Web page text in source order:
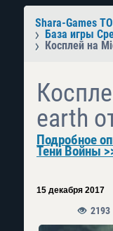
Shara-Games
База игры
Косплей на
earth
Подробное
Тени Войны
15 декабря 2017
2193